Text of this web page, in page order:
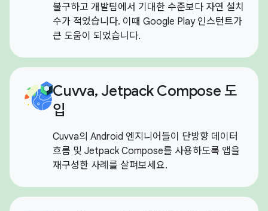
불구하고 개발팀에서 기대한 수준보다 자연 설치
수가 적었습니다. 이때 Google Play 인스턴트가
큰 도움이 되었습니다.
Cuvva, Jetpack Compose 도
입
Cuvva의 Android 엔지니어들이 단방향 데이터
흐름 및 Jetpack Compose를 사용하도록 앱을
재구성한 사례를 살펴보세요.